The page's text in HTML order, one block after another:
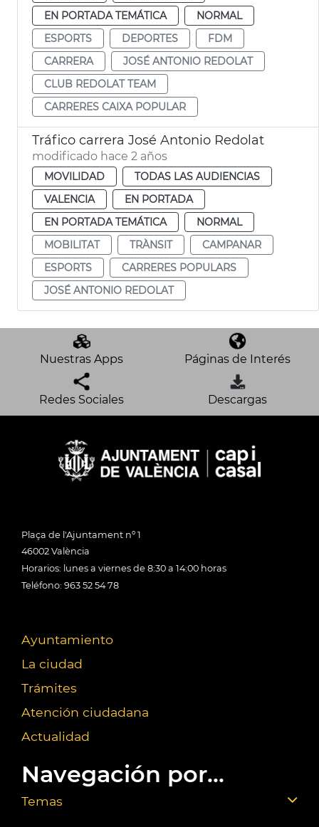
EN PORTADA TEMÁTICA
NORMAL
ESPORTS
DEPORTES
FDM
CARRERA
JOSÉ ANTONIO REDOLAT
CLUB REDOLAT TEAM
CARRERES CAIXA POPULAR
Tráfico carrera José Antonio Redolat
modificado hace 2 años
MOVILIDAD
TODAS LAS AUDIENCIAS
VALENCIA
EN PORTADA
EN PORTADA TEMÁTICA
NORMAL
MOBILITAT
TRÀNSIT
CAMPANAR
ESPORTS
CARRERES POPULARS
JOSÉ ANTONIO REDOLAT
Nuestras Apps Páginas de Interés
Redes Sociales Descargas
Plaça de l'Ajuntament nº 1
46002 València
Horarios: lunes a viernes de 8:30 a 14:00 horas
Teléfono: 963 52 54 78
Ayuntamiento
La ciudad
Trámites
Atención ciudadana
Actualidad
Navegación por...
Temas